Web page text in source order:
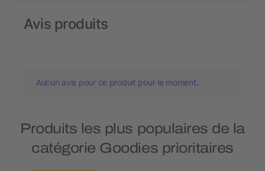
Avis produits
Aucun avis pour ce produit pour le moment.
Produits les plus populaires de la
catégorie Goodies prioritaires